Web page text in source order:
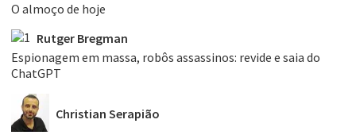
O almoço de hoje
Rutger Bregman
Espionagem em massa, robôs assassinos: revide e saia do
ChatGPT
Christian Serapião